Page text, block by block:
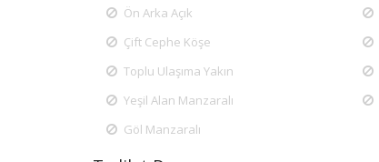
Ön Arka Açık
Çift Cephe Köşe
Toplu Ulaşıma Yakın
Yeşil Alan Manzaralı
Göl Manzaralı